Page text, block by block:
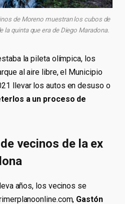
de Moreno muestran los cubos de
quinta que era de Diego Maradona.
la pileta olímpica, los
al aire libre, el Municipio
llevar los autos en desuso o
a un proceso de
vecinos de la ex
años, los vecinos se
Gastón